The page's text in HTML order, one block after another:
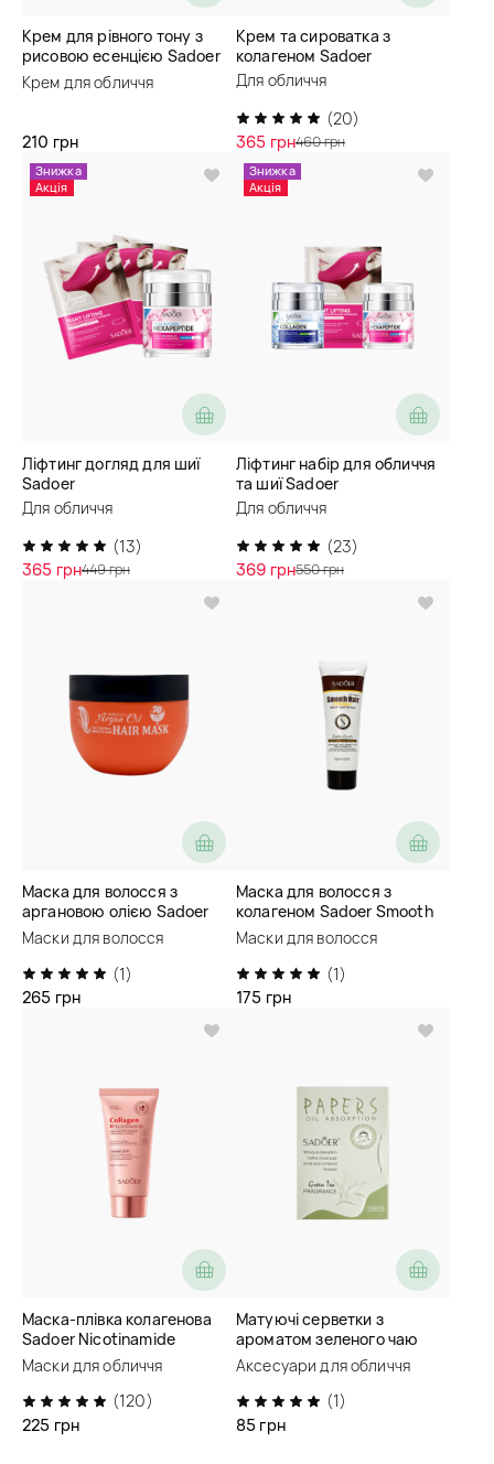
Крем для рівного тону з
рисовою есенцією Sadoer
70% Rice Essence Whitening
Face Cream
Крем для обличчя
210 грн
Крем та сироватка з
колагеном Sadoer
Для обличчя
(20)
365 грн460 грн
Знижка
Акція
Ліфтинг догляд для шиї
Sadoer
Для обличчя
(13)
365 грн449 грн
Знижка
Акція
Ліфтинг набір для обличчя
та шиї Sadoer
Для обличчя
(23)
369 грн550 грн
Маска для волосся з
аргановою олією Sadoer
Morocco Argan Oil Hair Mask
Маски для волосся
(1)
265 грн
Маска для волосся з
колагеном Sadoer Smooth
Hair Collagen Nourish Repair
Hair Mask
Маски для волосся
(1)
175 грн
Маска-плівка колагенова
Sadoer Nicotinamide
Collagen Hydra-Glow Tear-
Off Fasical Mask
Маски для обличчя
(120)
225 грн
Матуючі серветки з
ароматом зеленого чаю
Sadoer Green Tea Fragrance
Oil Absorbtion Paper
Аксесуари для обличчя
(1)
85 грн